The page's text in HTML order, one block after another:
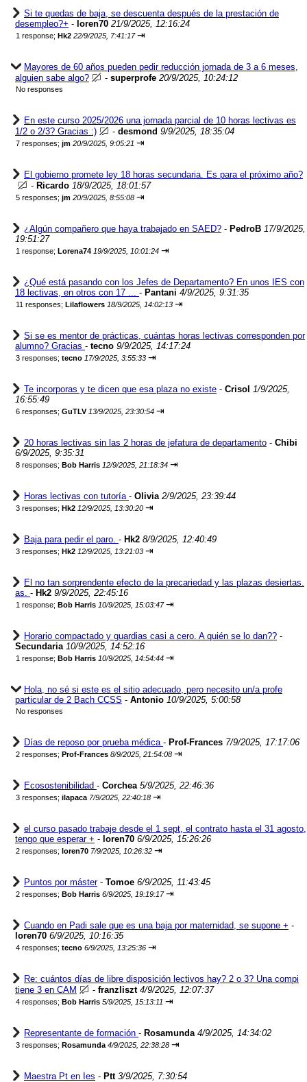
Si te quedas de baja, se descuenta después de la prestación de
desempleo?+ - loren70 21/9/2025, 12:16:24
1 response; Hk2 22/9/2025, 7:41:17 ⇥
Mayores de 60 años pueden pedir reducción jornada de 3 a 6 meses,
alguien sabe algo?
- superprofe 20/9/2025, 10:24:12
No responses
En este curso 2025/2026 una jornada parcial de 10 horas lectivas es
1/2 o 2/3? Gracias :)
- desmond 9/9/2025, 18:35:04
7 responses; jm 20/9/2025, 9:05:21 ⇥
El gobierno promete ley 18 horas secundaria. Es para el próximo año?
- Ricardo 18/9/2025, 18:01:57
5 responses; jm 20/9/2025, 8:55:08 ⇥
¿Algún compañero que haya trabajado en SAED? - PedroB 17/9/2025,
19:51:27
1 response; Lorena74 19/9/2025, 10:01:24 ⇥
¿Qué está pasando con los Jefes de Departamento? En unos IES con
18 lectivas, en otros con 17 ... - Pantani 4/9/2025, 9:31:35
11 responses; Lilaflowers 18/9/2025, 14:02:13 ⇥
Si se es mentor de prácticas, cuántas horas lectivas corresponden por
alumno? Gracias - tecno 9/9/2025, 14:17:24
3 responses; tecno 17/9/2025, 3:55:33 ⇥
Te incorporas y te dicen que esa plaza no existe - Crisol 1/9/2025,
16:55:49
6 responses; GuTLV 13/9/2025, 23:30:54 ⇥
20 horas lectivas sin las 2 horas de jefatura de departamento - Chibi
6/9/2025, 9:35:31
8 responses; Bob Harris 12/9/2025, 21:18:34 ⇥
Horas lectivas con tutoría - Olivia 2/9/2025, 23:39:44
3 responses; Hk2 12/9/2025, 13:30:20 ⇥
Baja para pedir el paro. - Hk2 8/9/2025, 12:40:49
3 responses; Hk2 12/9/2025, 13:21:03 ⇥
El no tan sorprendente efecto de la precariedad y las plazas desiertas.
as. - Hk2 9/9/2025, 22:45:16
1 response; Bob Harris 10/9/2025, 15:03:47 ⇥
Horario compactado y guardias casi a cero. A quién se lo dan?? -
Secundaria 10/9/2025, 14:52:16
1 response; Bob Harris 10/9/2025, 14:54:44 ⇥
Hola, no sé si este es el sitio adecuado, pero necesito un/a profe
particular de 2 Bach CCSS - Antonio 10/9/2025, 5:00:58
No responses
Días de reposo por prueba médica - Prof-Frances 7/9/2025, 17:17:06
2 responses; Prof-Frances 8/9/2025, 21:54:08 ⇥
Ecosostenibilidad - Corchea 5/9/2025, 22:46:36
3 responses; ilapaca 7/9/2025, 22:40:18 ⇥
el curso pasado trabaje desde el 1 sept, el contrato hasta el 31 agosto,
tengo que esperar + - loren70 6/9/2025, 15:26:26
2 responses; loren70 7/9/2025, 10:26:32 ⇥
Puntos por máster- Tomoe 6/9/2025, 11:43:45
2 responses; Bob Harris 6/9/2025, 19:19:17 ⇥
Cuando en Padi sale que es una baja por maternidad, se supone + -
loren70 6/9/2025, 10:16:35
4 responses; tecno 6/9/2025, 13:25:36 ⇥
Re: cuántos días de libre disposición lectivos hay? 2 o 3? Una compi
tiene 3 en CAM
- franzliszt 4/9/2025, 12:07:37
4 responses; Bob Harris 5/9/2025, 15:13:11 ⇥
Representante de formación - Rosamunda 4/9/2025, 14:34:02
3 responses; Rosamunda 4/9/2025, 22:38:28 ⇥
Maestra Pt en Ies - Ptt 3/9/2025, 7:30:54